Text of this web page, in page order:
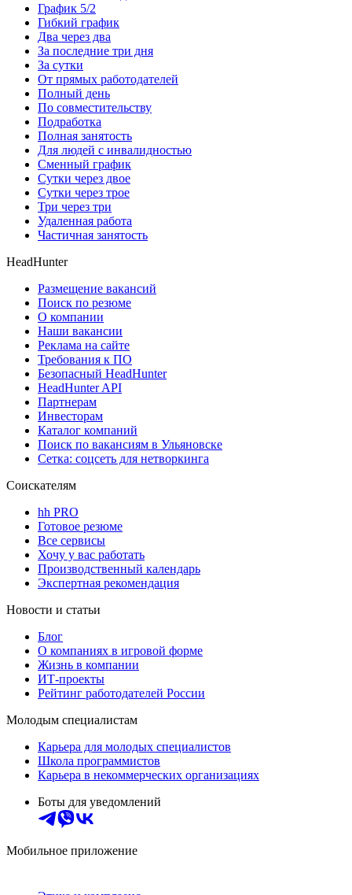
График 5/2
Гибкий график
Два через два
За последние три дня
За сутки
От прямых работодателей
Полный день
По совместительству
Подработка
Полная занятость
Для людей с инвалидностью
Сменный график
Сутки через двое
Сутки через трое
Три через три
Удаленная работа
Частичная занятость
HeadHunter
Размещение вакансий
Поиск по резюме
О компании
Наши вакансии
Реклама на сайте
Требования к ПО
Безопасный HeadHunter
HeadHunter API
Партнерам
Инвесторам
Каталог компаний
Поиск по вакансиям в Ульяновске
Сетка: соцсеть для нетворкинга
Соискателям
hh PRO
Готовое резюме
Все сервисы
Хочу у вас работать
Производственный календарь
Экспертная рекомендация
Новости и статьи
Блог
О компаниях в игровой форме
Жизнь в компании
ИТ-проекты
Рейтинг работодателей России
Молодым специалистам
Карьера для молодых специалистов
Школа программистов
Карьера в некоммерческих организациях
Боты для уведомлений
Мобильное приложение